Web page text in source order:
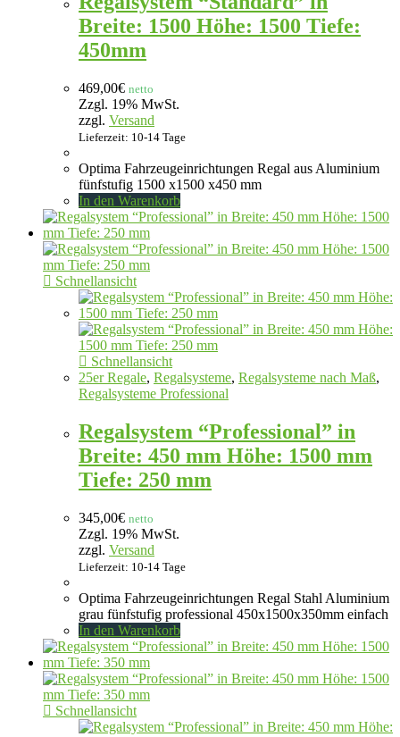
Breite: 1500 Höhe: 1500 Tiefe:
450mm
469,00€ netto
Zzgl. 19% MwSt.
zzgl. Versand
Lieferzeit: 10-14 Tage
Optima Fahrzeugeinrichtungen Regal aus Aluminium
fünfstufig 1500 x1500 x450 mm
In den Warenkorb
Schnellansicht
Schnellansicht
25er Regale, Regalsysteme, Regalsysteme nach Maß,
Regalsysteme Professional
Regalsystem “Professional” in
Breite: 450 mm Höhe: 1500 mm
Tiefe: 250 mm
345,00€ netto
Zzgl. 19% MwSt.
zzgl. Versand
Lieferzeit: 10-14 Tage
Optima Fahrzeugeinrichtungen Regal Stahl Aluminium
grau fünfstufig professional 450x1500x350mm einfach
In den Warenkorb
Schnellansicht